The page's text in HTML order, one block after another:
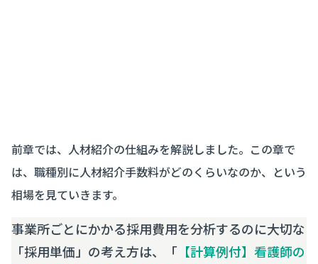
前章では、人材紹介の仕組みを解説しました。この章で
は、職種別に人材紹介手数料がどのくらいなのか、という
相場を見ていきます。
事業所ごとにかかる採用費用を分析するのに大切な
「採用単価」の考え方は、「 【計算例付】看護師の